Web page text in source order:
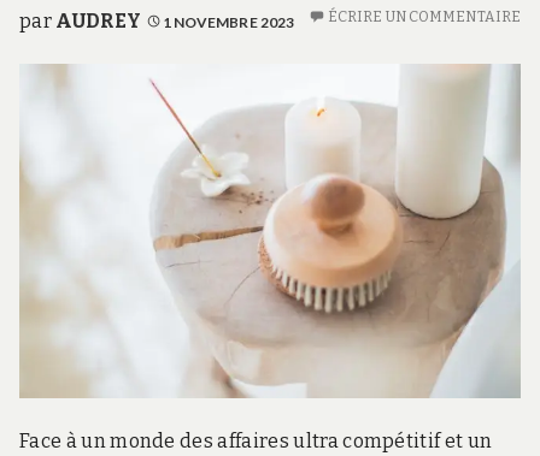
w
m
a
par AUDREY 1 NOVEMBRE 2023 ÉCRIRE UN COMMENTAIRE
Face à un monde des affaires ultra compétitif et un